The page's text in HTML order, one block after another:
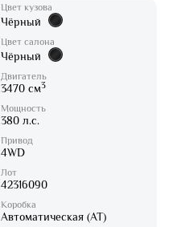
Цвет кузова
Чёрный
Цвет салона
Чёрный
Двигатель
3470 см3
Мощность
380 л.с.
Привод
4WD
Лот
42316090
Коробка
Автоматическая (AT)